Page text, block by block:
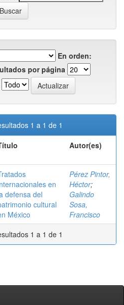
En orden:
por página
1 a 1 de 1
Autor(es)
en
defensa del
cultural
México
Pérez Pintor,
Héctor;
Galindo
Sosa,
Francisco
1 a 1 de 1